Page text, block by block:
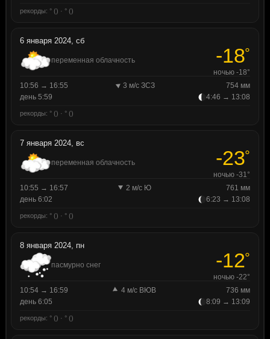
рекорды: ° () · ° ()
6 января 2024, сб
переменная облачность -18°
ночью -18°
10:56 → 16:55
3 м/с ЗСЗ
754 мм
день 5:59
4:46 → 13:08
рекорды: ° () · ° ()
7 января 2024, вс
переменная облачность -23°
ночью -31°
10:55 → 16:57
2 м/с Ю
761 мм
день 6:02
6:23 → 13:08
рекорды: ° () · ° ()
8 января 2024, пн
пасмурно снег -12°
ночью -22°
10:54 → 16:59
4 м/с ВЮВ
736 мм
день 6:05
8:09 → 13:09
рекорды: ° () · ° ()